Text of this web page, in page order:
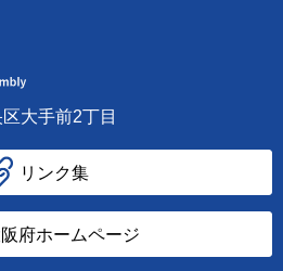
大手前2丁目
リンク集
府ホームページ